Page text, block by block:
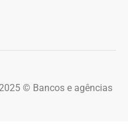
© Bancos e agências